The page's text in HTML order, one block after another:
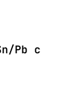
Pb с